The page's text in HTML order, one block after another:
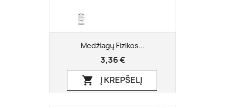
Medžiagų Fizikos...
3,36 €
 Į KREPŠELĮ